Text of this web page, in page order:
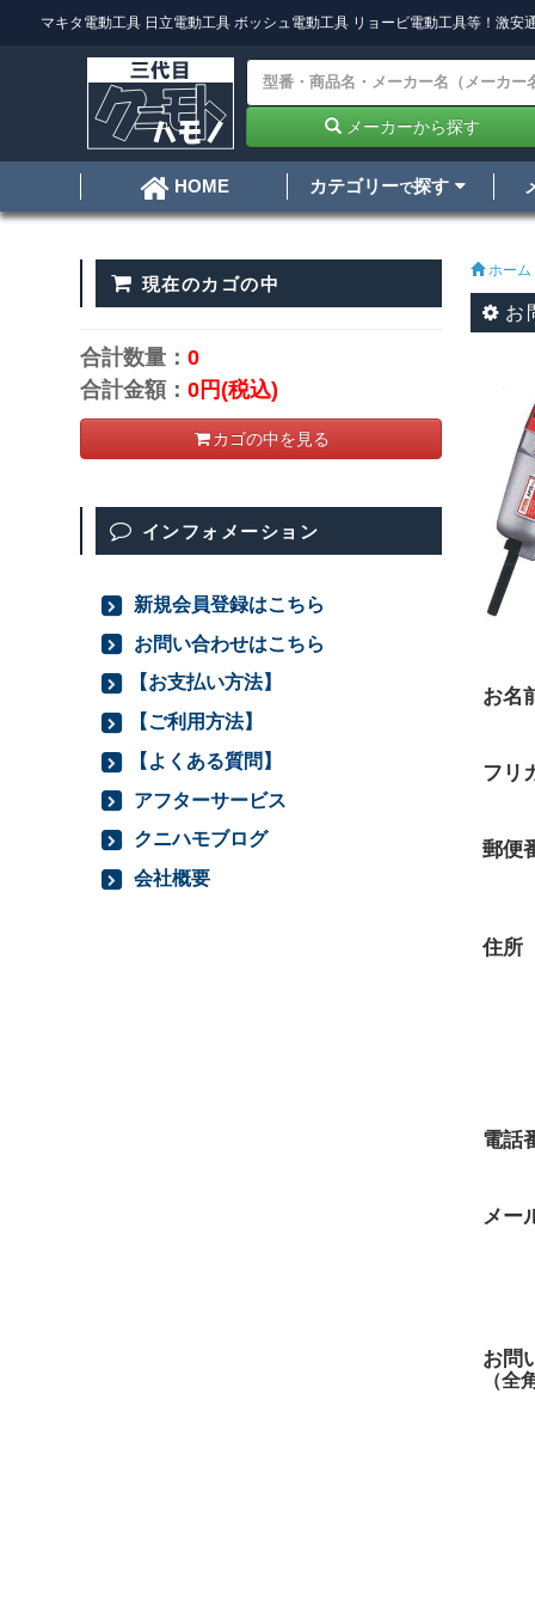
マキタ電動工具 日立電動工具 ボッシュ電動工具 リョービ電動工具等！激安
メーカーから探す
HOME カテゴリーで探す
ホーム
お
お名
フリ
郵便
住所
電話
メー
お問
（全
現在のカゴの中
合計数量：0
合計金額：0円(税込)
カゴの中を見る
インフォメーション
新規会員登録はこちら
お問い合わせはこちら
【お支払い方法】
【ご利用方法】
【よくある質問】
アフターサービス
クニハモブログ
会社概要